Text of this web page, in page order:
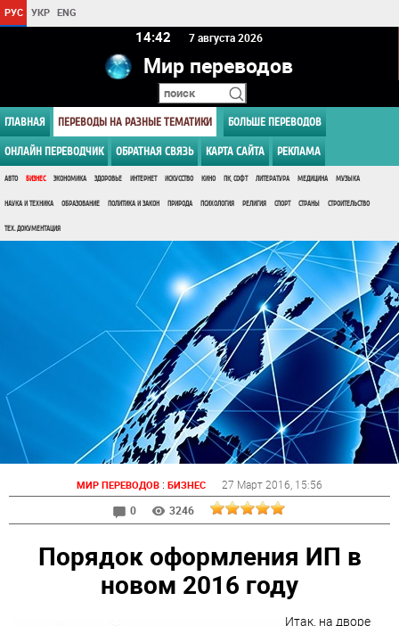
РУС УКР ENG
14 42 7 августа 2026
Мир переводов
ГЛАВНАЯ ПЕРЕВОДЫ НА РАЗНЫЕ ТЕМАТИКИ БОЛЬШЕ ПЕРЕВОДОВ
ОНЛАЙН ПЕРЕВОДЧИК ОБРАТНАЯ СВЯЗЬ КАРТА САЙТА РЕКЛАМА
АВТО БИЗНЕС ЭКОНОМИКА ЗДОРОВЬЕ ИНТЕРНЕТ ИСКУССТВО КИНО ПК, СОФТ ЛИТЕРАТУРА МЕДИЦИНА МУЗЫКА
НАУКА И ТЕХНИКА ОБРАЗОВАНИЕ ПОЛИТИКА И ЗАКОН ПРИРОДА ПСИХОЛОГИЯ РЕЛИГИЯ СПОРТ СТРАНЫ СТРОИТЕЛЬСТВО
ТЕХ. ДОКУМЕНТАЦИЯ
МИР ПЕРЕВОДОВ : БИЗНЕС 27 Март 2016 , 15:56
0
3246
Порядок оформления ИП в
новом 2016 году
Итак, на дворе